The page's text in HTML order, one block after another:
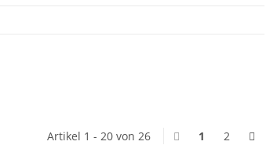
Artikel 1 - 20 von 26 1 2